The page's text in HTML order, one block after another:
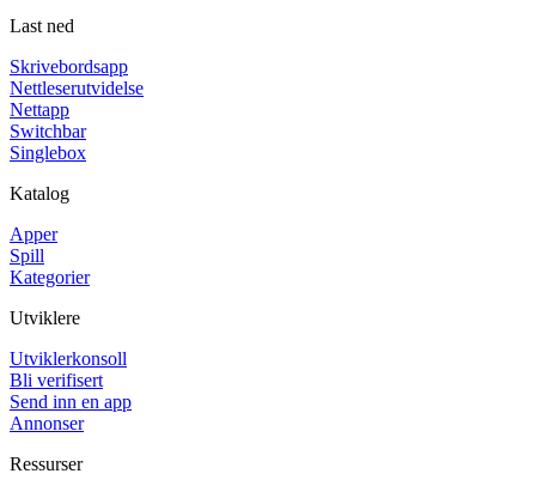
Last ned
Skrivebordsapp
Nettleserutvidelse
Nettapp
Switchbar
Singlebox
Katalog
Apper
Spill
Kategorier
Utviklere
Utviklerkonsoll
Bli verifisert
Send inn en app
Annonser
Ressurser